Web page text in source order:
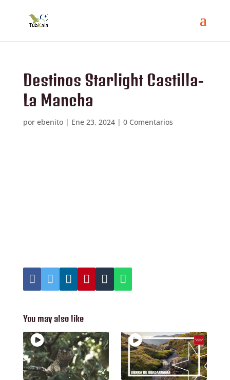
Destinos Starlight Castilla-
La Mancha
por ebenito| Ene 23, 2024| 0 Comentarios
You may also like